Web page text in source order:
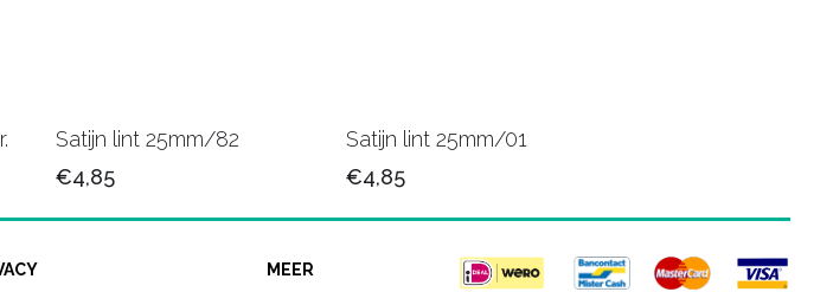
Satijn lint 25mm/82
€4,85
Satijn lint 25mm/01
€4,85
MEER